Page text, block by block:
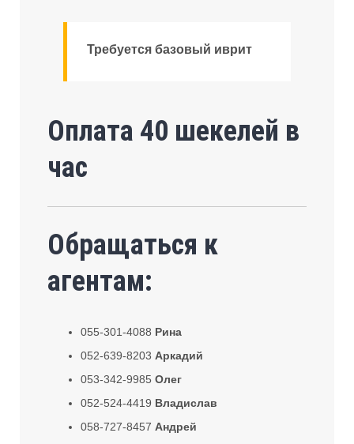
Требуется базовый иврит
Оплата 40 шекелей в
час
Обращаться к
агентам:
055-301-4088 Рина
052-639-8203Аркадий
053-342-9985Олег
052-524-4419 Владислав
058-727-8457Андрей